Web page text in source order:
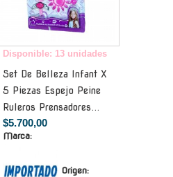
Disponible: 13 unidades
Set De Belleza Infant X
5 Piezas Espejo Peine
Ruleros Prensadores...
$5.700,00
Marca:
Origen: